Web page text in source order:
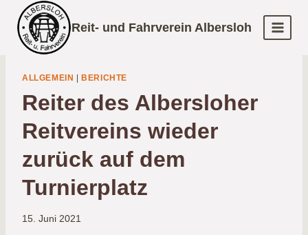
Inhalt
springen
Reit- und Fahrverein Albersloh
ALLGEMEIN BERICHTE
Reiter des Albersloher
Reitvereins wieder
zurück auf dem
Turnierplatz
15. Juni 2021